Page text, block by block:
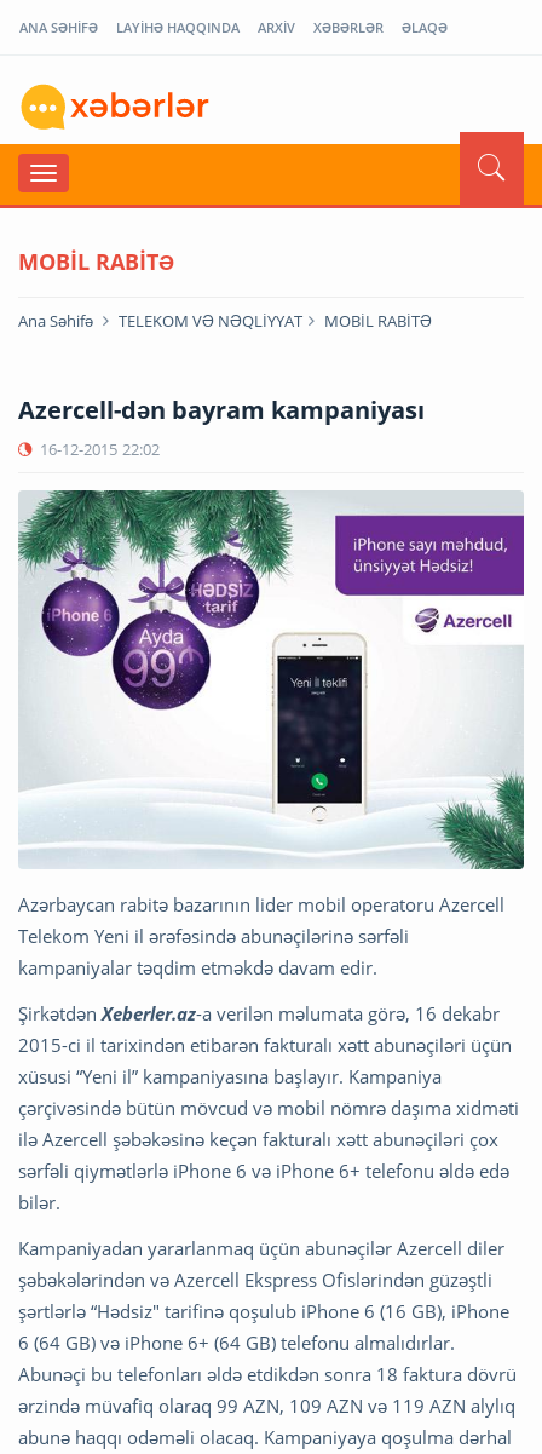
ANA SƏHİFƏ LAYİHƏ HAQQINDA ARXİV XƏBƏRLƏR ƏLAQƏ
MOBİL RABİTƏ
Ana Səhifə TELEKOM VƏ NƏQLİYYAT MOBİL RABİTƏ
Azercell-dən bayram kampaniyası
16-12-2015 22:02
Azərbaycan rabitə bazarının lider mobil operatoru Azercell
Telekom Yeni il ərəfəsində abunəçilərinə sərfəli
kampaniyalar təqdim etməkdə davam edir.
Şirkətdən Xeberler.az-a verilən məlumata görə, 16 dekabr
2015-ci il tarixindən etibarən fakturalı xətt abunəçiləri üçün
xüsusi “Yeni il” kampaniyasına başlayır. Kampaniya
çərçivəsində bütün mövcud və mobil nömrə daşıma xidməti
ilə Azercell şəbəkəsinə keçən fakturalı xətt abunəçiləri çox
sərfəli qiymətlərlə iPhone 6 və iPhone 6+ telefonu əldə edə
bilər.
Kampaniyadan yararlanmaq üçün abunəçilər Azercell diler
şəbəkələrindən və Azercell Ekspress Ofislərindən güzəştli
şərtlərlə “Hədsiz" tarifinə qoşulub iPhone 6 (16 GB), iPhone
6 (64 GB) və iPhone 6+ (64 GB) telefonu almalıdırlar.
Abunəçi bu telefonları əldə etdikdən sonra 18 faktura dövrü
ərzində müvafiq olaraq 99 AZN, 109 AZN və 119 AZN alylıq
abunə haqqı odəməli olacaq. Kampaniyaya qoşulma dərhal